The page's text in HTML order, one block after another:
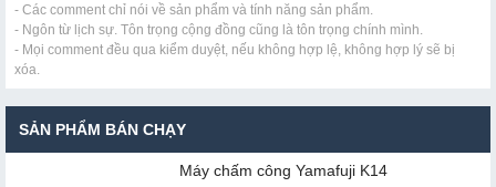
- Các comment chỉ nói về sản phẩm và tính năng sản phẩm.
- Ngôn từ lịch sự. Tôn trọng cộng đồng cũng là tôn trọng chính mình.
- Mọi comment đều qua kiểm duyệt, nếu không hợp lệ, không hợp lý sẽ bị
xóa.
SẢN PHẨM BÁN CHẠY
Máy chấm cô​ng Yamafuji K14